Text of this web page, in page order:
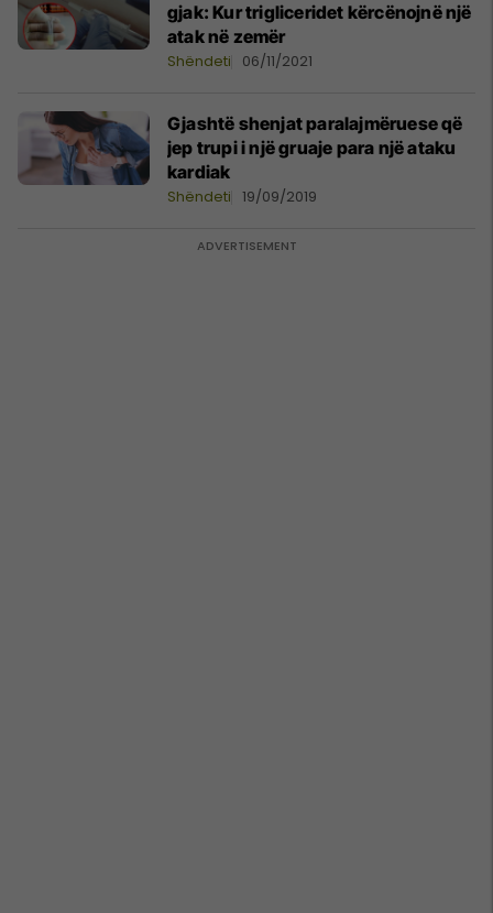
gjak: Kur trigliceridet kërcënojnë një
atak në zemër
Shëndeti 06/11/2021
Gjashtë shenjat paralajmëruese që
jep trupi i një gruaje para një ataku
kardiak
Shëndeti 19/09/2019